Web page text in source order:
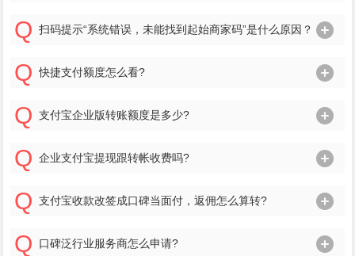
扫码提示“系统错误，未能找到起始商家码”是什么原因？
快捷支付额度怎么看?
支付宝企业版转账额度是多少?
企业支付宝提现跟转帐收费吗?
支付宝收款改签成口碑当面付，返佣怎么算转?
口碑泛行业服务商怎么申请?